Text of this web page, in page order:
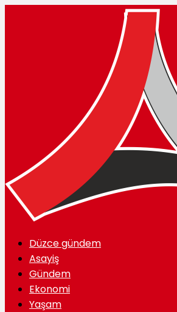
Düzce gündem
Asayiş
Gündem
Ekonomi
Yaşam